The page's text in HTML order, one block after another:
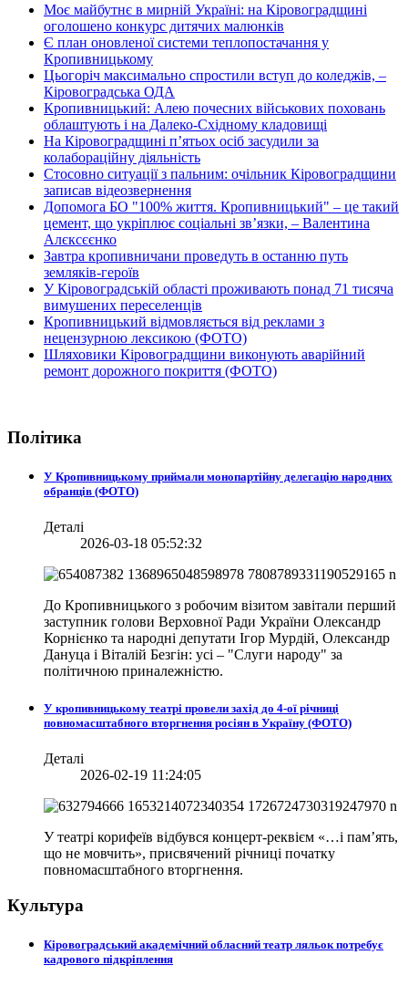
Моє майбутнє в мирній Україні: на Кіровоградщині
оголошено конкурс дитячих малюнків
Є план оновленої системи теплопостачання у
Кропивницькому
Цьогоріч максимально спростили вступ до коледжів, –
Кіровоградська ОДА
Кропивницький: Алею почесних військових поховань
облаштують і на Далеко-Східному кладовищі
На Кіровоградщині п’ятьох осіб засудили за
колабораційну діяльність
Стосовно ситуації з пальним: очільник Кіровоградщини
записав відеозвернення
Допомога БО "100% життя. Кропивницький" – це такий
цемент, що укріплює соціальні зв’язки, – Валентина
Алєксєєнко
Завтра кропивничани проведуть в останню путь
земляків-героїв
У Кіровоградській області проживають понад 71 тисяча
вимушених переселенців
Кропивницький відмовляється від реклами з
нецензурною лексикою (ФОТО)
Шляховики Кіровоградщини виконують аварійний
ремонт дорожного покриття (ФОТО)
Політика
У Кропивницькому приймали монопартійну делегацію народних
обранців (ФОТО)
Деталі
2026-03-18 05:52:32
До Кропивницького з робочим візитом завітали перший
заступник голови Верховної Ради України Олександр
Корнієнко та народні депутати Ігор Мурдій, Олександр
Дануца і Віталій Безгін: усі – "Слуги народу" за
політичною приналежністю.
У кропивницькому театрі провели захід до 4-ої річниці
повномасштабного вторгнення росіян в Україну (ФОТО)
Деталі
2026-02-19 11:24:05
У театрі корифеїв відбувся концерт-реквієм «…і пам’ять,
що не мовчить», присвячений річниці початку
повномасштабного вторгнення.
Культура
Кіровоградський академічний обласний театр ляльок потребує
кадрового підкріплення